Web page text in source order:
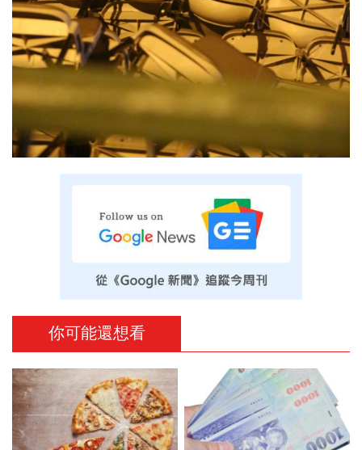
你可能還想看